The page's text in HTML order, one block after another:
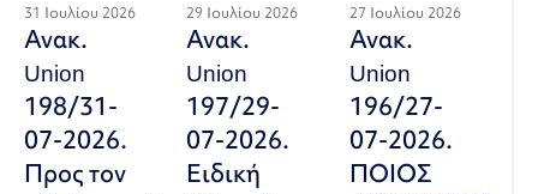
31 Ιουλίου 2026
Ανακ.
Union
198/31-
07-2026.
Προς τον
29 Ιουλίου 2026
Ανακ.
Union
197/29-
07-2026.
Ειδική
27 Ιουλίου 2026
Ανακ.
Union
196/27-
07-2026.
ΠΟΙΟΣ